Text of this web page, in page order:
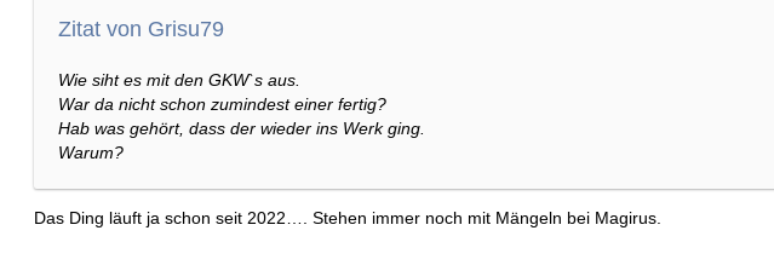
Zitat von Grisu79
Wie siht es mit den GKW`s aus.
War da nicht schon zumindest einer fertig?
Hab was gehört, dass der wieder ins Werk ging.
Warum?
Das Ding läuft ja schon seit 2022…. Stehen immer noch mit Mängeln bei Magirus.